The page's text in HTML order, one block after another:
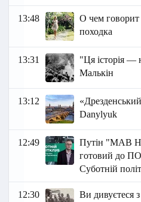
13:48
О чем говорит
походка
13:31
"Ця історія —
Малькін
13:12
Danylyuk
12:49
Путін "МАВ
готовий до
Суботній
12:30
Ви дивуєтеся